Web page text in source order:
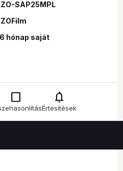
SAP25MPL
hónap saját
check_box_outline_blank notifications
Értesítések